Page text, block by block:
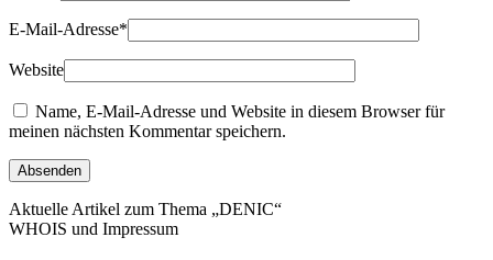
E-Mail-Adresse*
Website
Name, E-Mail-Adresse und Website in diesem Browser für
meinen nächsten Kommentar speichern.
Aktuelle Artikel zum Thema „DENIC“
WHOIS und Impressum